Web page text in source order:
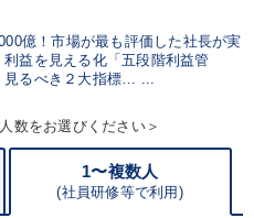
億！市場が最も評価した社長が実
益を見える化「五段階利益管
見るべき２大指標… ...
数をお選びください＞
1〜複数人
(社員研修等で利用)